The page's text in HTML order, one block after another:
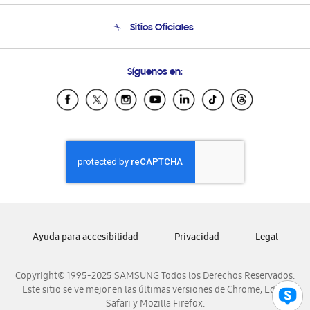
Soporte vía eMail
Sitios Oficiales
Samsung Ecuador
Samsung El Salvador
Samsung Honduras
Samsung Nicaragua
Samsung Panamá
Samsung Venezuela
Síguenos en:
Copyright© 1995-2025 SAMSUNG Todos los Derechos Reservados.
Este sitio se ve mejor en las últimas versiones de Chrome, Edge,
Safari y Mozilla Firefox.
Ayuda para accesibilidad Privacidad Legal